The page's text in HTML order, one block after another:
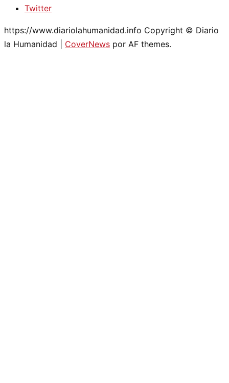
Twitter
https://www.diariolahumanidad.info Copyright © Diario
la Humanidad
CoverNews por AF themes.